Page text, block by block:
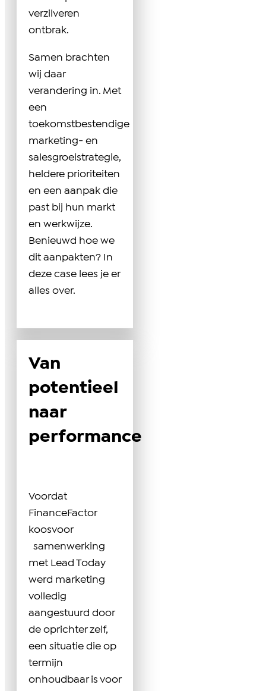
verzilveren
ontbrak.
Samen brachten
wij daar
verandering in. Met
een
toekomstbestendige
marketing- en
salesgroeistrategie,
heldere prioriteiten
en een aanpak die
past bij hun markt
en werkwijze.
Benieuwd hoe we
dit aanpakten? In
deze case lees je er
alles over.
Van
potentieel
naar
performance
Voordat
FinanceFactor
koosvoor
samenwerking
met Lead Today
werd marketing
volledig
aangestuurd door
de oprichter zelf,
een situatie die op
termijn
onhoudbaar is voor